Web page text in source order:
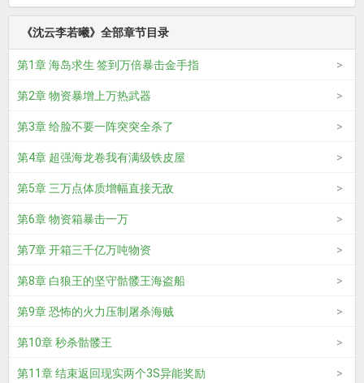
《沈云李若曦》全部章节目录
第1章 海岛求生 签到万倍暴击金手指
第2章 物资暴增上万热武器
第3章 给脸不要一阵突突全杀了
第4章 超强海龙卷我有满级铁皮屋
第5章 三万点体质增幅直接无敌
第6章 物资箱暴击一万
第7章 开箱三千亿万吨物资
第8章 白狼王的坚守骷髅王海盗船
第9章 恐怖的火力压制屠杀海贼
第10章 秒杀骷髅王
第11章 结束返回现实两个3S异能奖励